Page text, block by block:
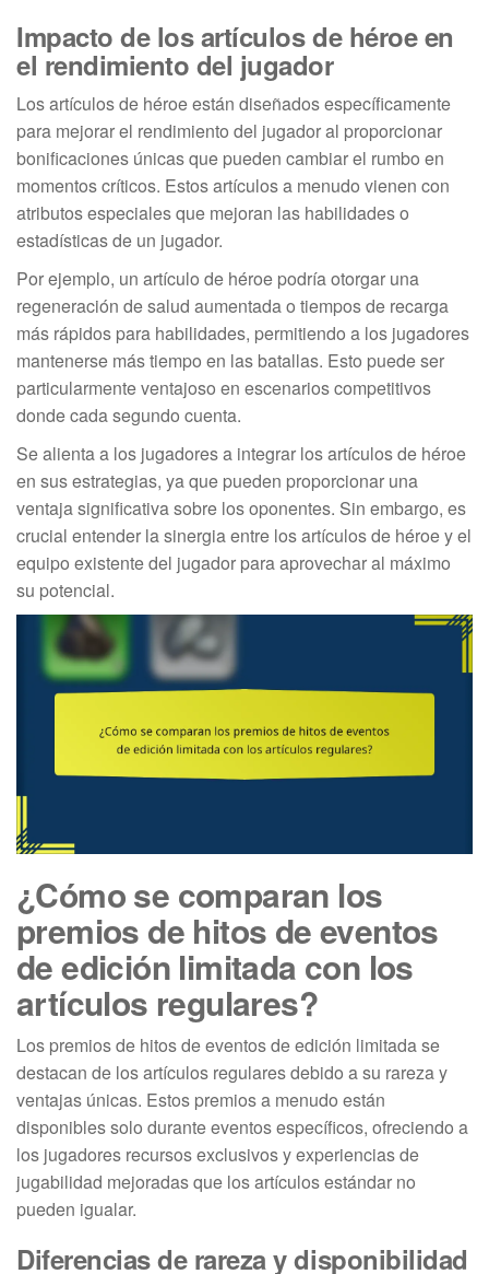
Impacto de los artículos de héroe en
el rendimiento del jugador
Los artículos de héroe están diseñados específicamente
para mejorar el rendimiento del jugador al proporcionar
bonificaciones únicas que pueden cambiar el rumbo en
momentos críticos. Estos artículos a menudo vienen con
atributos especiales que mejoran las habilidades o
estadísticas de un jugador.
Por ejemplo, un artículo de héroe podría otorgar una
regeneración de salud aumentada o tiempos de recarga
más rápidos para habilidades, permitiendo a los jugadores
mantenerse más tiempo en las batallas. Esto puede ser
particularmente ventajoso en escenarios competitivos
donde cada segundo cuenta.
Se alienta a los jugadores a integrar los artículos de héroe
en sus estrategias, ya que pueden proporcionar una
ventaja significativa sobre los oponentes. Sin embargo, es
crucial entender la sinergia entre los artículos de héroe y el
equipo existente del jugador para aprovechar al máximo
su potencial.
¿Cómo se comparan los
premios de hitos de eventos
de edición limitada con los
artículos regulares?
Los premios de hitos de eventos de edición limitada se
destacan de los artículos regulares debido a su rareza y
ventajas únicas. Estos premios a menudo están
disponibles solo durante eventos específicos, ofreciendo a
los jugadores recursos exclusivos y experiencias de
jugabilidad mejoradas que los artículos estándar no
pueden igualar.
Diferencias de rareza y disponibilidad